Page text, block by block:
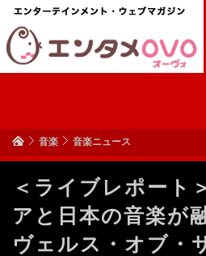
音楽 音楽ニュース
＜ライブレポート
アと日本の音楽が
ヴェルス・オブ・